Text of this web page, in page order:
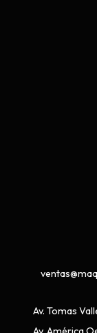
Av. Tomas